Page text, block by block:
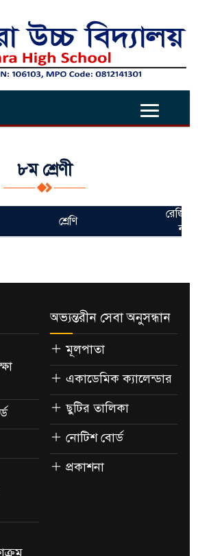
৮ম শ্রেণী
শ্রেণি
নম্বর
অভ্যন্তরীন সেবা অনুসন্ধান
মূলপাতা
একাডেমিক ক্যালেন্ডার
ছুটির তালিকা
নোটিশ বোর্ড
প্রকাশনা